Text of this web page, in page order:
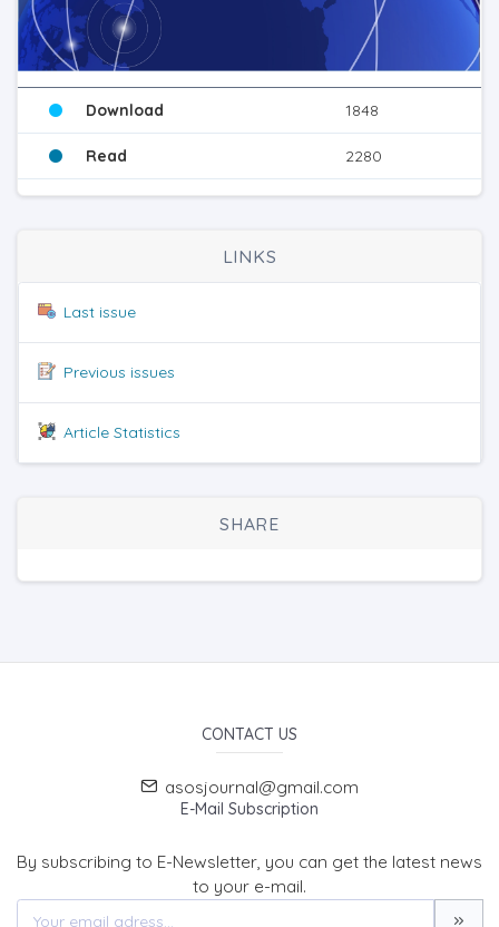
Download 1848
Read 2280
LINKS
Last issue
Previous issues
Article Statistics
SHARE
CONTACT US
asosjournal@gmail.com
E-Mail Subscription
By subscribing to E-Newsletter, you can get the latest news
to your e-mail.